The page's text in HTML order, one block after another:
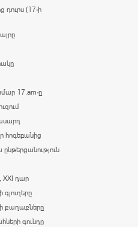
(17-ի
17.am-ը
հոգեբանից
ընթերցանություն
դար
քաղաքները
գունդը